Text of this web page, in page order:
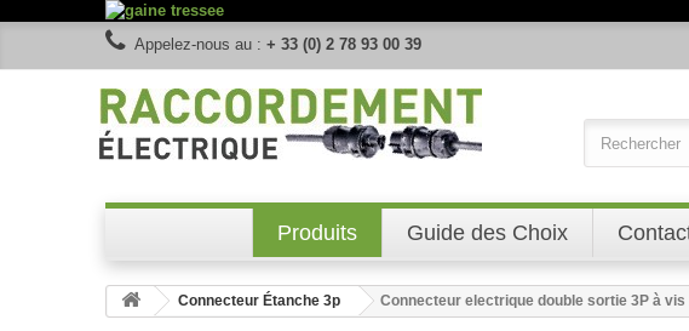
Appelez-nous au : + 33 (0) 2 78 93 00 39
Produits Guide des Choix
Connecteur Étanche 3p Connecteur electrique double sortie 3P à vis